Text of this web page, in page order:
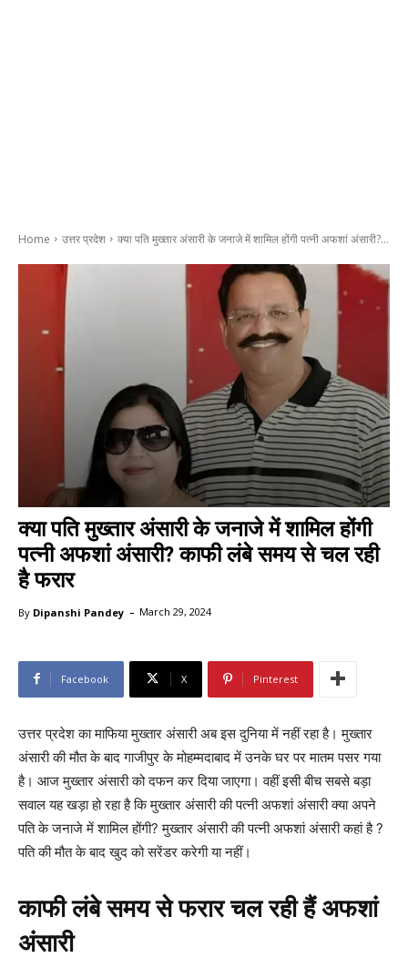
Home उत्तर प्रदेश क्या पति मुख्तार अंसारी के जनाजे में शामिल होंगी पत्नी अफशां अंसारी?...
क्या पति मुख्तार अंसारी के जनाजे में शामिल होंगी
पत्नी अफशां अंसारी? काफी लंबे समय से चल रही
है फरार
By Dipanshi Pandey - March 29, 2024
Facebook X Pinterest
उत्तर प्रदेश का माफिया मुख्तार अंसारी अब इस दुनिया में नहीं रहा है। मुख्तार
अंसारी की मौत के बाद गाजीपुर के मोहम्मदाबाद में उनके घर पर मातम पसर गया
है। आज मुख्तार अंसारी को दफन कर दिया जाएगा। वहीं इसी बीच सबसे बड़ा
सवाल यह खड़ा हो रहा है कि मुख्तार अंसारी की पत्नी अफशां अंसारी क्या अपने
पति के जनाजे में शामिल होंगी? मुख्तार अंसारी की पत्नी अफशां अंसारी कहां है ?
पति की मौत के बाद खुद को सरेंडर करेगी या नहीं।
काफी लंबे समय से फरार चल रही हैं अफशां
अंसारी